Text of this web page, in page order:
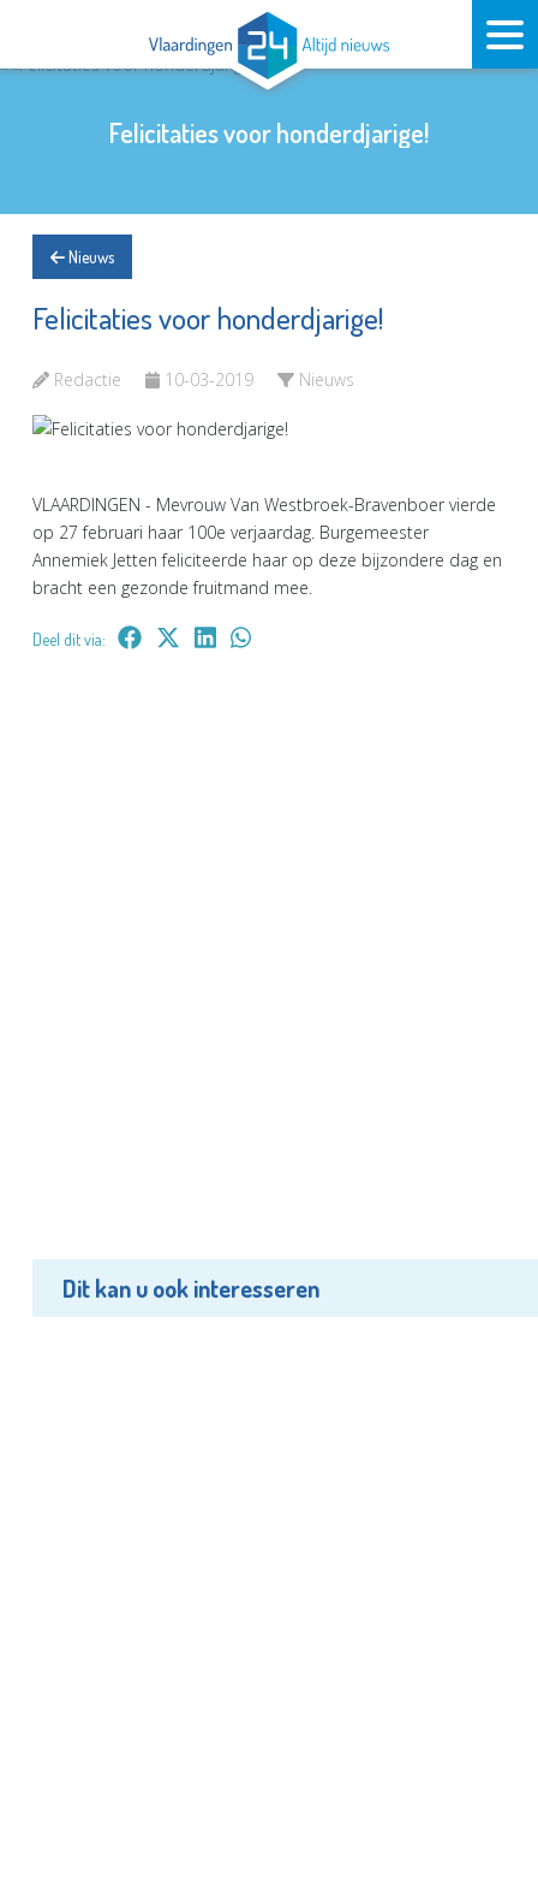
Felicitaties voor honderdjarige!
Nieuws
Felicitaties voor honderdjarige!
Redactie 10-03-2019 Nieuws
VLAARDINGEN - Mevrouw Van Westbroek-Bravenboer vierde
op 27 februari haar 100e verjaardag. Burgemeester
Annemiek Jetten feliciteerde haar op deze bijzondere dag en
bracht een gezonde fruitmand mee.
Deel dit via:
Dit kan u ook interesseren